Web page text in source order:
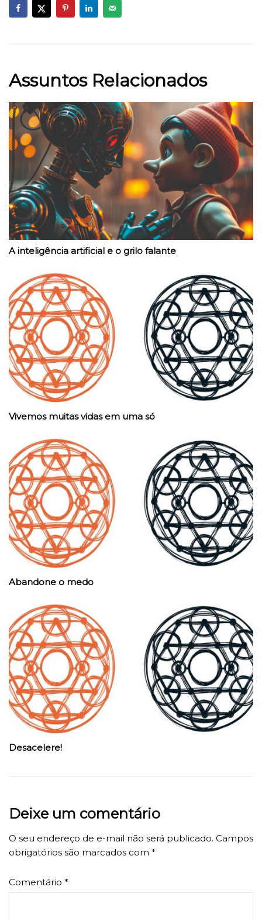
Assuntos Relacionados
A inteligência artificial e o grilo falante
Vivemos muitas vidas em uma só
Abandone o medo
Desacelere!
Deixe um comentário
O seu endereço de e-mail não será publicado. Campos
obrigatórios são marcados com *
Comentário *